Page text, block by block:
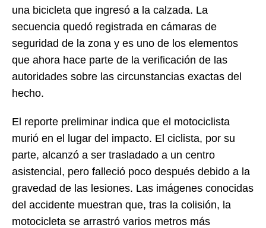
una bicicleta que ingresó a la calzada. La
secuencia quedó registrada en cámaras de
seguridad de la zona y es uno de los elementos
que ahora hace parte de la verificación de las
autoridades sobre las circunstancias exactas del
hecho.
El reporte preliminar indica que el motociclista
murió en el lugar del impacto. El ciclista, por su
parte, alcanzó a ser trasladado a un centro
asistencial, pero falleció poco después debido a la
gravedad de las lesiones. Las imágenes conocidas
del accidente muestran que, tras la colisión, la
motocicleta se arrastró varios metros más